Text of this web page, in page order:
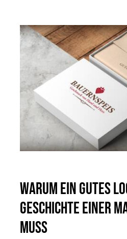
Warum ein gutes
Geschichte einer
muss